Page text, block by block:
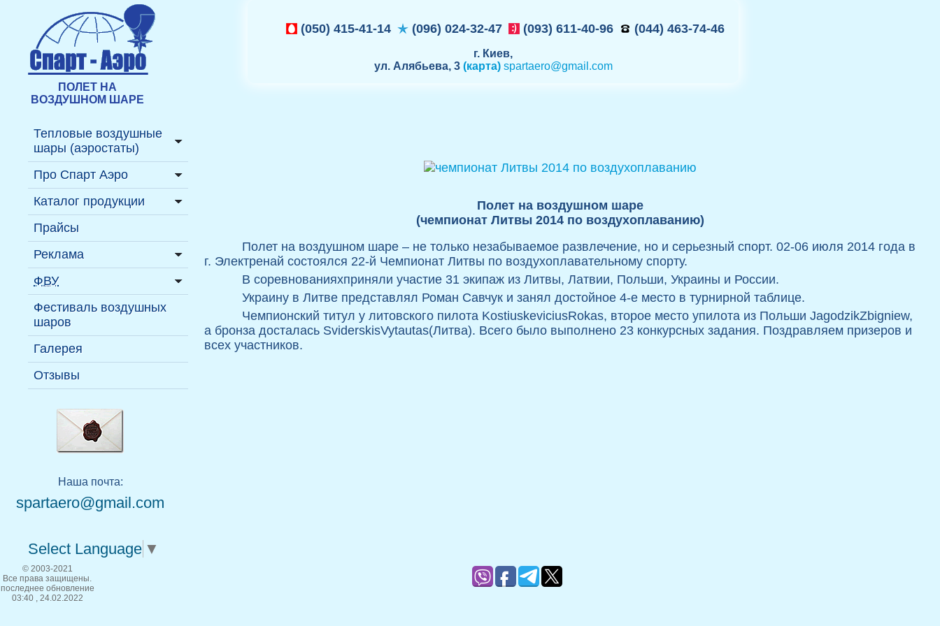
ПОЛЕТ НА
ВОЗДУШНОМ ШАРЕ
(050) 415-41-14 (096) 024-32-47 (093) 611-40-96 (044) 463-74-46
г. Киев,
ул. Алябьева, 3 (карта) spartaero@gmail.com
Тепловые воздушные
шары (аэростаты)
Подробнее ...
Где полетать на шаре?
Полёт на воздушном
шаре
Купить воздушный шар
История
воздухоплавания
Воздухоплавательная
терминология
Про Спарт Аэро
История
Пресс-релизы
Каталог продукции
Надувные фигуры
Газовые аэростаты
Декорации
Надувные аттракционы
Надувные павильоны
Прайсы
Реклама
На тепловом аэростате
На газовом аэростате
На надувных фигурах
ФВУ
Информация
Руководство
Пилоты
Фестиваль воздушных
шаров
Галерея
Отзывы
Наша почта:
spartaero@gmail.com
Select Language ▼
Полет на воздушном шаре
(чемпионат Литвы 2014 по воздухоплаванию)
Полет на воздушном шаре – не только незабываемое развлечение, но и серьезный спорт. 02-06 июля 2014 года в
г. Электренай состоялся 22-й Чемпионат Литвы по воздухоплавательному спорту.
В соревнованияхприняли участие 31 экипаж из Литвы, Латвии, Польши, Украины и России.
Украину в Литве представлял Роман Савчук и занял достойное 4-е место в турнирной таблице.
Чемпионский титул у литовского пилота KostiuskeviciusRokas, второе место упилота из Польши JagodzikZbigniew,
а бронза досталась SviderskisVytautas(Литва). Всего было выполнено 23 конкурсных задания. Поздравляем призеров и
всех участников.
© 2003-2021
Все права защищены.
последнее обновление
03:40 , 24.02.2022